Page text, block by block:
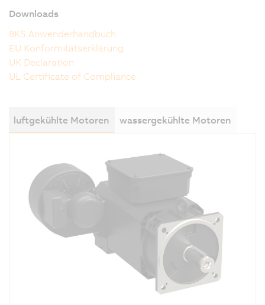
Downloads
8KS Anwenderhandbuch
EU Konformitätserklärung
UK Declaration
UL Certificate of Compliance
luftgekühlte Motoren wassergekühlte Motoren